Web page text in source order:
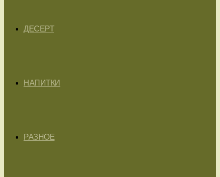
ДЕСЕРТ
НАПИТКИ
РАЗНОЕ